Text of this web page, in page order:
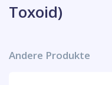
Toxoid)
Andere Produkte